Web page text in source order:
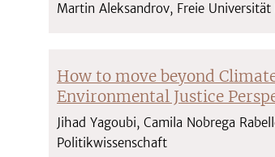
Martin Aleksandrov, Freie
How to move beyond
Environmental Justice
Jihad Yagoubi, Camila Nobrega
Politikwissenschaft